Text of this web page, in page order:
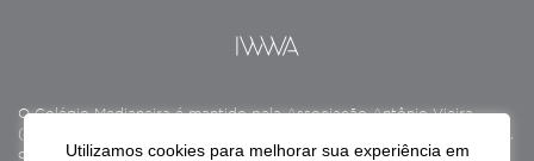
O Colégio Medianeira é mantido pela Associação Antônio Vieira
(ASAV), instituição de direito privado sem fins lucrativos, filantrópica,
de natureza educativa, cultural, assistencial e beneficente, certificada
Utilizamos cookies para melhorar sua experiência em